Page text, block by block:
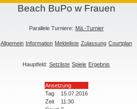
Beach BuPo w Frauen
Parallele Turniere: Mä.-Turnier
Allgemein Information Meldeliste Zulassung Courtplan
Hauptfeld: Setzliste Spiele Ergebnis
Ansetzung
Tag
15.07.2016
Zeit
11:30